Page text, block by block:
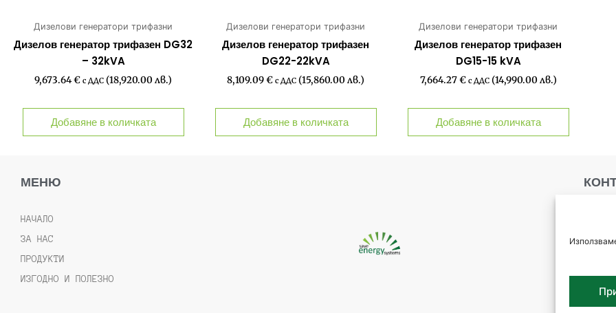
Дизелови генератори трифазни
Дизелов генератор трифазен DG32
– 32kVA
9,673.64€ с ДДС (18,920.00 лв.)
Добавяне в количката
Дизелови генератори трифазни
Дизелов генератор трифазен
DG22-22kVA
8,109.09€ с ДДС (15,860.00 лв.)
Добавяне в количката
Дизелови генератори трифазни
Дизелов генератор трифазен
DG15-15 kVA
7,664.27€ с ДДС (14,990.00 лв.)
Добавяне в количката
МЕНЮ
НАЧАЛО
ЗА НАС
ПРОДУКТИ
ИЗГОДНО И ПОЛЕЗНО